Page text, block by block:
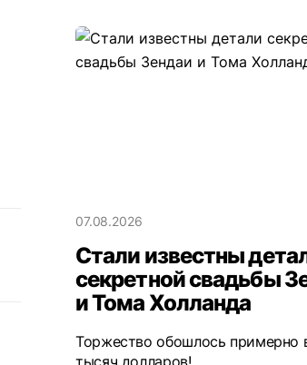
07.08.2026
Стали известны
секретной свадьбы
и Тома Холланда
Торжество обошлось примерно
тысяч долларов!